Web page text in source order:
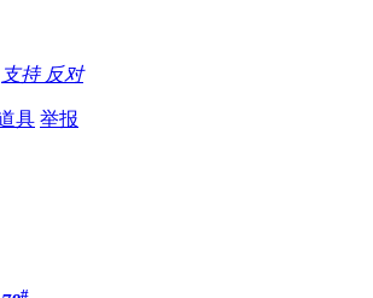
支持 反对
具 举报